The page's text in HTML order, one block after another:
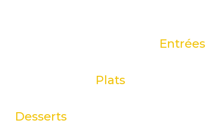
Entrées
Plats
Desserts